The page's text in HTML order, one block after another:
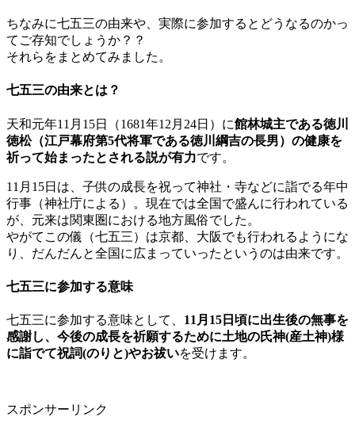
ちなみに七五三の由来や、実際に参加するとどうなるのかっ
てご存知でしょうか？？
それらをまとめてみました。
七五三の由来とは？
天和元年11月15日（1681年12月24日）に館林城主である徳川
徳松（江戸幕府第5代将軍である徳川綱吉の長男）の健康を
祈って始まったとされる説が有力です。
11月15日は、子供の成長を祝って神社・寺などに詣でる年中
行事（神社庁による）。現在では全国で盛んに行われている
が、元来は関東圏における地方風俗でした。
やがてこの儀（七五三）は京都、大阪でも行われるようにな
り、だんだんと全国に広まっていったというのは由来です。
七五三に参加する意味
七五三に参加する意味として、 11月15日頃に出生後の無事を
感謝し、今後の成長を祈願するために土地の氏神(産土神)様
に詣でて祝詞(のりと)やお祓いを受けます。
スポンサーリンク